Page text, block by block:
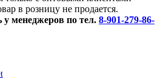
в розницу не продается.
менеджеров по тел. 8-901-279-86-